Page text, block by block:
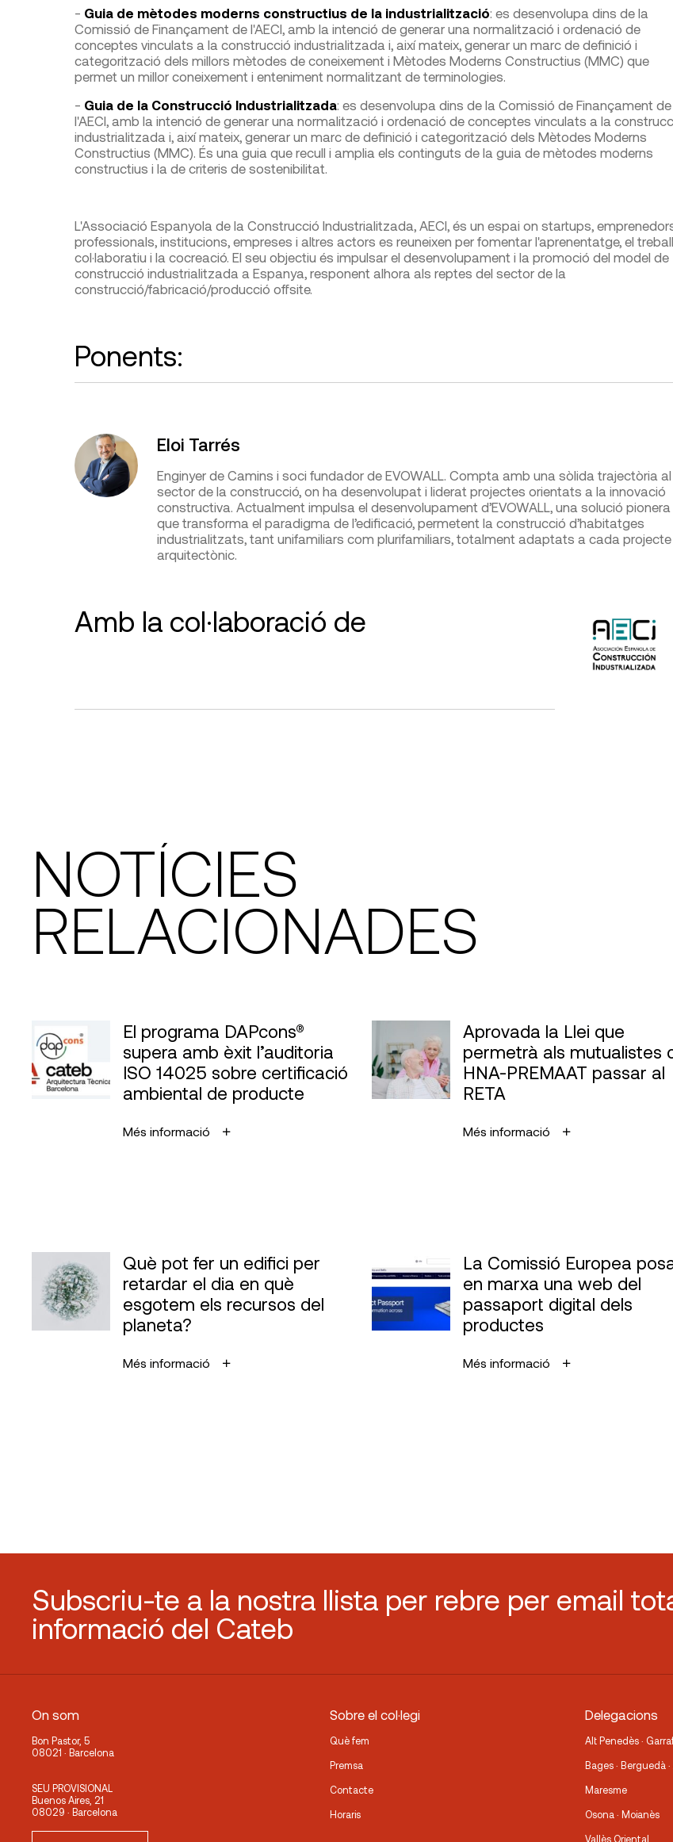
- Guia de mètodes moderns constructius de la industrialització: es desenvolupa dins de la
Comissió de Finançament de l'AECI, amb la intenció de generar una normalització i ordenació de
conceptes vinculats a la construcció industrialitzada i, així mateix, generar un marc de definició i
categorització dels millors mètodes de coneixement i Mètodes Moderns Constructius (MMC) que
permet un millor coneixement i enteniment normalitzant de terminologies.
- Guia de la Construcció Industrialitzada: es desenvolupa dins de la Comissió de Finançament de
l'AECI, amb la intenció de generar una normalització i ordenació de conceptes vinculats a la
industrialitzada i, així mateix, generar un marc de definició i categorització dels Mètodes Moderns
Constructius (MMC). És una guia que recull i amplia els continguts de la guia de mètodes moderns
constructius i la de criteris de sostenibilitat.
L'Associació Espanyola de la Construcció Industrialitzada, AECI, és un espai on startups,
professionals, institucions, empreses i altres actors es reuneixen per fomentar l'aprenentatge, el treball
col·laboratiu i la cocreació. El seu objectiu és impulsar el desenvolupament i la promoció del model de
construcció industrialitzada a Espanya, responent alhora als reptes del sector de la
construcció/fabricació/producció offsite.
Ponents:
Eloi Tarrés
Enginyer de Camins i soci fundador de EVOWALL. Compta amb una sòlida trajectòria al
sector de la construcció, on ha desenvolupat i liderat projectes orientats a la innovació
constructiva. Actualment impulsa el desenvolupament d’EVOWALL, una solució pionera
que transforma el paradigma de l’edificació, permetent la construcció d’habitatges
industrialitzats, tant unifamiliars com plurifamiliars, totalment adaptats a cada projecte
arquitectònic.
Amb la col·laboració de
NOTÍCIES
RELACIONADES
El programa DAPcons®
supera amb èxit l’auditoria
ISO 14025 sobre certificació
ambiental de producte
Més informació
Aprovada la Llei que
permetrà als mutualistes
HNA-PREMAAT passar al
RETA
Més informació
Què pot fer un edifici per
retardar el dia en què
esgotem els recursos del
planeta?
Més informació
La Comissió Europea
en marxa una web del
passaport digital dels
productes
Més informació
Subscriu-te a la nostra llista per rebre per email
informació del Cateb
On som
Bon Pastor, 5
08021 · Barcelona
SEU PROVISIONAL
Buenos Aires, 21
08029 · Barcelona
Sobre el col·legi
Què fem
Premsa
Contacte
Horaris
Delegacions
Alt Penedès ·
Bages · Berguedà
Maresme
Osona · Moianès
Vallès Oriental